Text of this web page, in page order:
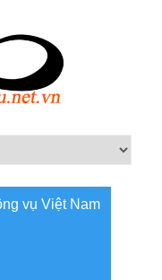
vụ Việt Nam